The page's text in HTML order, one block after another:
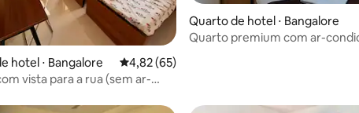
de 5, 27 avaliações
hotel ⋅ Bangalore 4,82 de uma avaliação média de 5, 65
4,82 (65)
vista para a rua (sem ar-
Quarto de hotel ⋅ Bangalore
Quarto premium com ar-